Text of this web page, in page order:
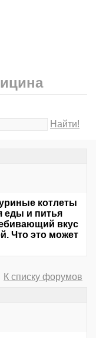
Найти!
котлеты
еды и питья
вкус
Что это может
К списку форумов